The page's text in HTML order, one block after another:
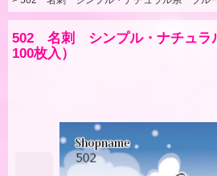
502 名刺 シンプル・ナチュラ
100枚入）